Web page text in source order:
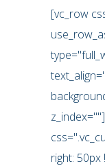
[vc_row
right: 50px